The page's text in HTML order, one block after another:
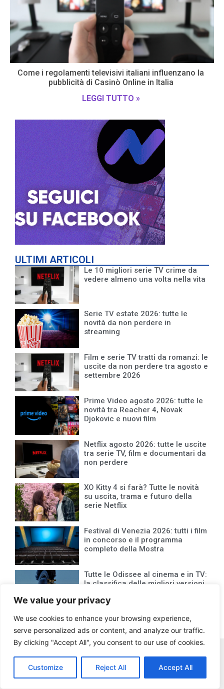
We value your privacy
We use cookies to enhance your browsing experience,
serve personalized ads or content, and analyze our traffic.
By clicking "Accept All", you consent to our use of cookies.
Customize Reject All Accept All
Come i regolamenti televisivi italiani influenzano la
pubblicità di Casinò Online in Italia
LEGGI TUTTO »
ULTIMI ARTICOLI
Le 10 migliori serie TV crime da
vedere almeno una volta nella vita
Serie TV estate 2026: tutte le
novità da non perdere in
streaming
Film e serie TV tratti da romanzi: le
uscite da non perdere tra agosto e
settembre 2026
Prime Video agosto 2026: tutte le
novità tra Reacher 4, Novak
Djokovic e nuovi film
Netflix agosto 2026: tutte le uscite
tra serie TV, film e documentari da
non perdere
XO Kitty 4 si farà? Tutte le novità
su uscita, trama e futuro della
serie Netflix
Festival di Venezia 2026: tutti i film
in concorso e il programma
completo della Mostra
Tutte le Odissee al cinema e in TV:
la classifica delle migliori versioni